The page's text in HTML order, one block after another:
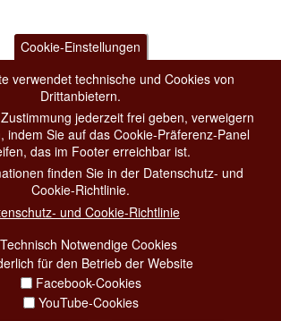
Cookie-Einstellungen
verwendet technische und Cookies von
Drittanbietern.
jederzeit frei geben, verweigern
indem Sie auf das Cookie-Präferenz-Panel
das im Footer erreichbar ist.
finden Sie in der Datenschutz- und
Cookie-Richtlinie.
und Cookie-Richtlinie
Technisch Notwendige Cookies
für den Betrieb der Website
Facebook-Cookies
YouTube-Cookies